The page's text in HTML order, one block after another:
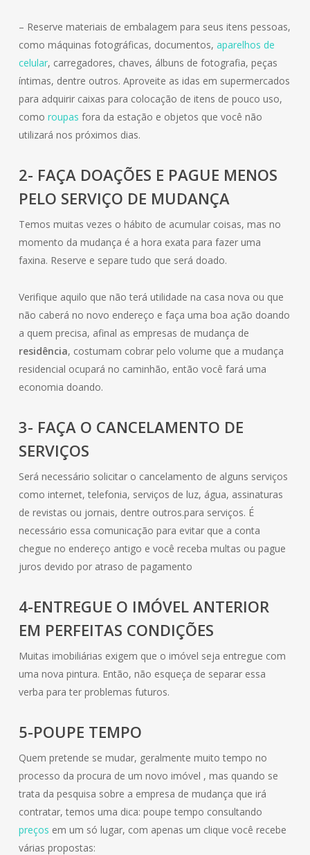
– Reserve materiais de embalagem para seus itens pessoas,
como máquinas fotográficas, documentos, aparelhos de
celular, carregadores, chaves, álbuns de fotografia, peças
íntimas, dentre outros. Aproveite as idas em supermercados
para adquirir caixas para colocação de itens de pouco uso,
como roupas fora da estação e objetos que você não
utilizará nos próximos dias.
2- FAÇA DOAÇÕES E PAGUE MENOS
PELO SERVIÇO DE MUDANÇA
Temos muitas vezes o hábito de acumular coisas, mas no
momento da mudança é a hora exata para fazer uma
faxina. Reserve e separe tudo que será doado.
Verifique aquilo que não terá utilidade na casa nova ou que
não caberá no novo endereço e faça uma boa ação doando
a quem precisa, afinal as empresas de mudança de
residência, costumam cobrar pelo volume que a mudança
residencial ocupará no caminhão, então você fará uma
economia doando.
3- FAÇA O CANCELAMENTO DE
SERVIÇOS
Será necessário solicitar o cancelamento de alguns serviços
como internet, telefonia, serviços de luz, água, assinaturas
de revistas ou jornais, dentre outros.para serviços. É
necessário essa comunicação para evitar que a conta
chegue no endereço antigo e você receba multas ou pague
juros devido por atraso de pagamento
4-ENTREGUE O IMÓVEL ANTERIOR
EM PERFEITAS CONDIÇÕES
Muitas imobiliárias exigem que o imóvel seja entregue com
uma nova pintura. Então, não esqueça de separar essa
verba para ter problemas futuros.
5-POUPE TEMPO
Quem pretende se mudar, geralmente muito tempo no
processo da procura de um novo imóvel , mas quando se
trata da pesquisa sobre a empresa de mudança que irá
contratar, temos uma dica: poupe tempo consultando
preços em um só lugar, com apenas um clique você recebe
várias propostas: